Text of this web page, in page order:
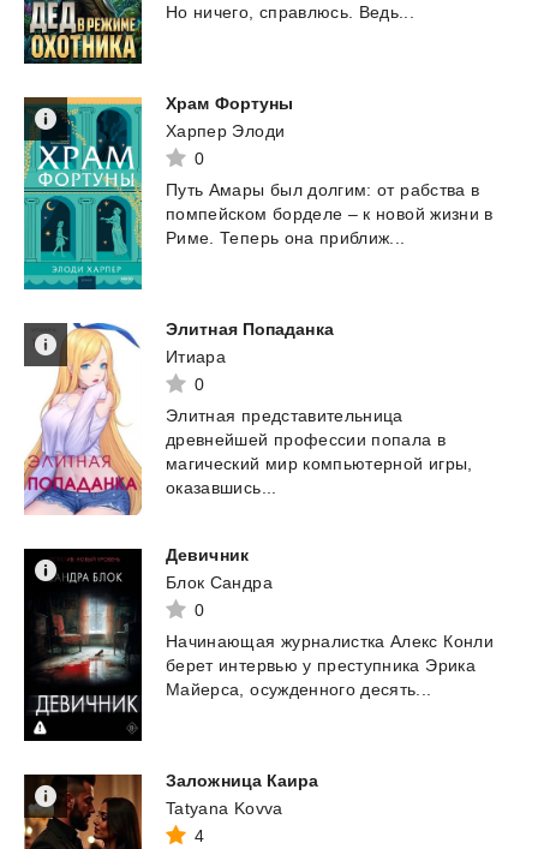
Но ничего, справлюсь. Ведь...
Храм Фортуны
Харпер Элоди
0
Путь Амары был долгим: от рабства в
помпейском борделе – к новой жизни в
Риме. Теперь она приближ...
Элитная Попаданка
Итиара
0
Элитная представительница
древнейшей профессии попала в
магический мир компьютерной игры,
оказавшись...
Девичник
Блок Сандра
0
Начинающая журналистка Алекс Конли
берет интервью у преступника Эрика
Майерса,
осужденного десять...
Заложница Каира
Tatyana Kovva
4